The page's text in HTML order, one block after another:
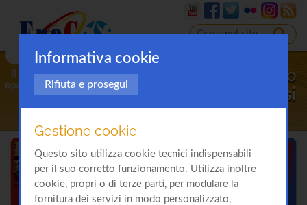
Il sito
Cirrosi
Informativa cookie
Rifiuta e prosegui
Gestione cookie
Questo sito utilizza cookie tecnici indispensabili
per il suo corretto funzionamento. Utilizza inoltre
cookie, propri o di terze parti, per modulare la
fornitura dei servizi in modo personalizzato,